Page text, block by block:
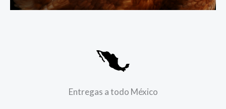
Entregas a todo México